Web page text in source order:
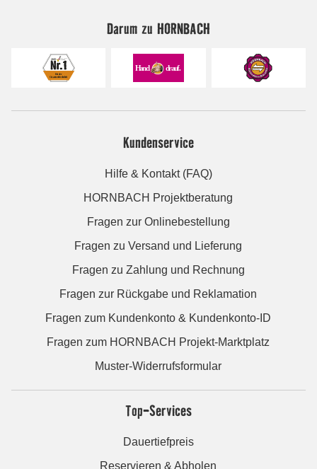
Darum zu HORNBACH
Kundenservice
Hilfe & Kontakt (FAQ)
HORNBACH Projektberatung
Fragen zur Onlinebestellung
Fragen zu Versand und Lieferung
Fragen zu Zahlung und Rechnung
Fragen zur Rückgabe und Reklamation
Fragen zum Kundenkonto & Kundenkonto-ID
Fragen zum HORNBACH Projekt-Marktplatz
Muster-Widerrufsformular
Top-Services
Dauertiefpreis
Reservieren & Abholen